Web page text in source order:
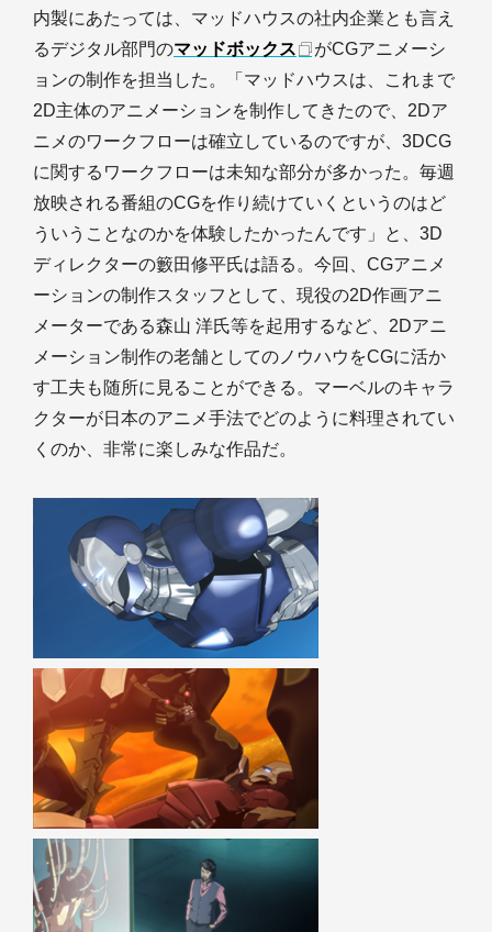
内製にあたっては、マッドハウスの社内企業とも言え
るデジタル部門のマッドボックス
がCGアニメーシ
ョンの制作を担当した。「マッドハウスは、これまで
2D主体のアニメーションを制作してきたので、2Dア
ニメのワークフローは確立しているのですが、3DCG
に関するワークフローは未知な部分が多かった。毎週
放映される番組のCGを作り続けていくというのはど
ういうことなのかを体験したかったんです」と、3D
ディレクターの籔田修平氏は語る。今回、CGアニメ
ーションの制作スタッフとして、現役の2D作画アニ
メーターである森山 洋氏等を起用するなど、2Dアニ
メーション制作の老舗としてのノウハウをCGに活か
す工夫も随所に見ることができる。マーベルのキャラ
クターが日本のアニメ手法でどのように料理されてい
くのか、非常に楽しみな作品だ。